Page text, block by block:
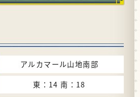
アルカマール山地南部
東：14 南：18